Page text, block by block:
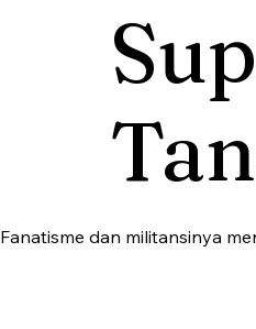
Fanatisme dan militansinya